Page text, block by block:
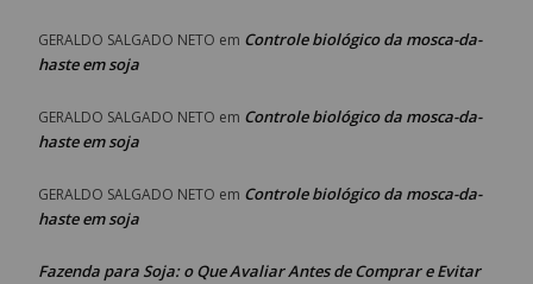
GERALDO SALGADO NETO em Controle biológico da mosca-da-
haste em soja
GERALDO SALGADO NETO em Controle biológico da mosca-da-
haste em soja
GERALDO SALGADO NETO em Controle biológico da mosca-da-
haste em soja
Fazenda para Soja: o Que Avaliar Antes de Comprar e Evitar